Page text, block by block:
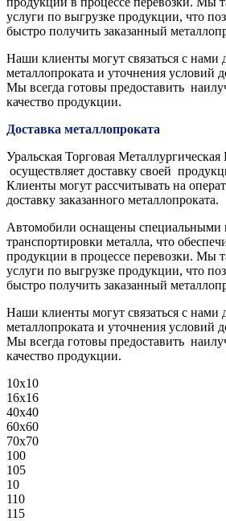
услуги по выгрузке продукции, что
быстро получить заказанный
Наши клиенты могут связаться с нами
металлопроката и уточнения условий
Мы всегда готовы предоставить
качество продукции.
Доставка металлопроката
Уральская Торговая
осуществляет доставку своей
Клиенты могут рассчитывать на
доставку заказанного металлопроката.
Автомобили оснащены специальными
транспортировки металла, что
продукции в процессе перевозки. Мы
услуги по выгрузке продукции, что
быстро получить заказанный
Наши клиенты могут связаться с нами
металлопроката и уточнения условий
Мы всегда готовы предоставить
качество продукции.
10х10
16х16
40х40
60х60
70х70
100
105
10
110
115